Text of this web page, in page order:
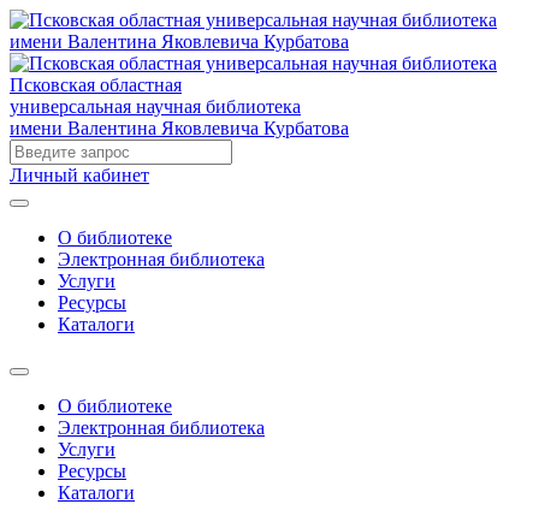
Псковская областная
универсальная научная библиотека
имени Валентина Яковлевича Курбатова
Личный кабинет
О библиотеке
Электронная библиотека
Услуги
Ресурсы
Каталоги
О библиотеке
Электронная библиотека
Услуги
Ресурсы
Каталоги